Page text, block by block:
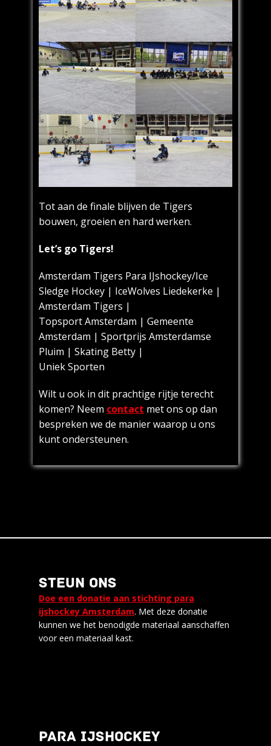
Tot aan de finale blijven de Tigers
bouwen, groeien en hard werken.
Let’s go Tigers!
Amsterdam Tigers Para IJshockey/Ice
Sledge Hockey | IceWolves Liedekerke |
Amsterdam Tigers |
Topsport Amsterdam | Gemeente
Amsterdam | Sportprijs Amsterdamse
Pluim | Skating Betty |
Uniek Sporten
Wilt u ook in dit prachtige rijtje terecht
komen? Neem contact met ons op dan
bespreken we de manier waarop u ons
kunt ondersteunen.
STEUN ONS
Doe een donatie aan stichting para
ijshockey Amsterdam. Met deze donatie
kunnen we het benodigde materiaal aanschaffen
voor een materiaal kast.
PARA IJSHOCKEY